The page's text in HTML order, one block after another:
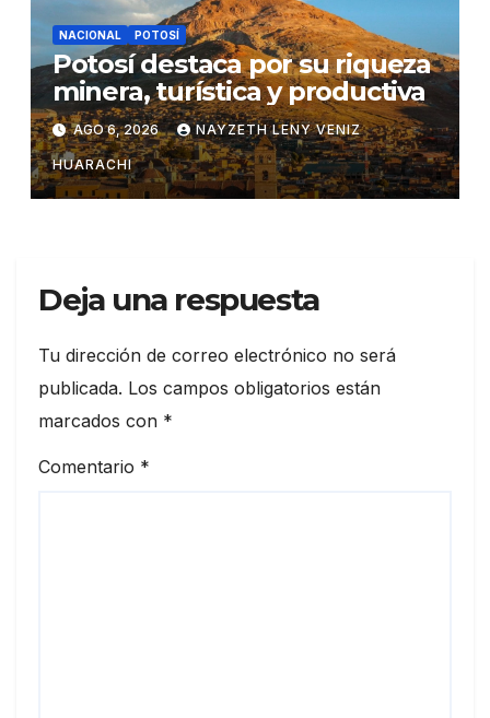
NACIONAL POTOSÍ
Potosí destaca por su riqueza
minera, turística y productiva
AGO 6, 2026 NAYZETH LENY VENIZ
HUARACHI
Deja una respuesta
Tu dirección de correo electrónico no será
publicada. Los campos obligatorios están
marcados con *
Comentario *